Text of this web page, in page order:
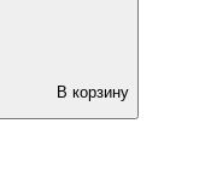
В корзину